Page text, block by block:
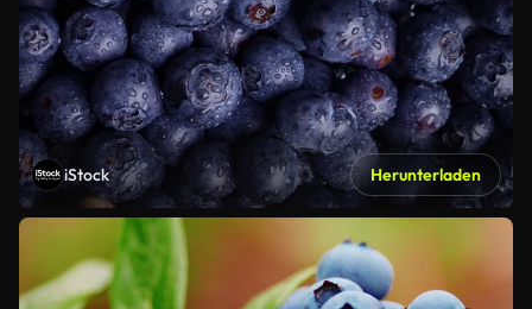
iStock Herunterladen